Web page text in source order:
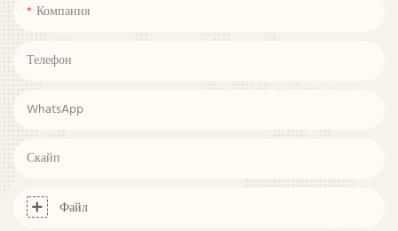
Компания
Телефон
WhatsApp
Скайп
Файл